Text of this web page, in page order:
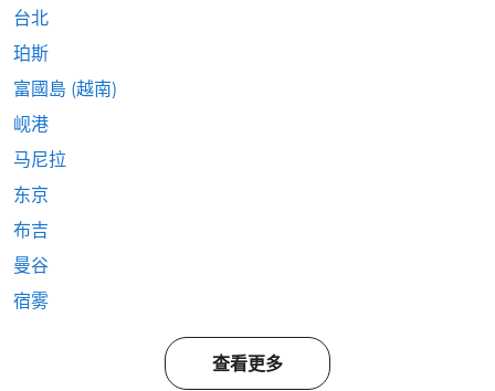
台北
珀斯
富國島 (越南)
岘港
马尼拉
东京
布吉
曼谷
宿雾
查看更多